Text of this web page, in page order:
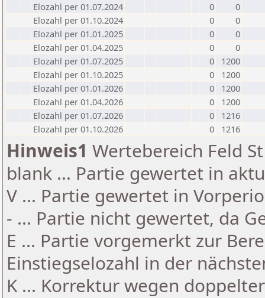
Elozahl per 01.07.2024
0
0
Elozahl per 01.10.2024
0
0
Elozahl per 01.01.2025
0
0
Elozahl per 01.04.2025
0
0
Elozahl per 01.07.2025
0
1200
Elozahl per 01.10.2025
0
1200
Elozahl per 01.01.2026
0
1200
Elozahl per 01.04.2026
0
1200
Elozahl per 01.07.2026
0
1216
Elozahl per 01.10.2026
0 1216
Hinweis1 Wertebereich Feld
blank ... Partie gewertet in
V ... Partie gewertet in
- ... Partie nicht gewertet, da
E ... Partie vorgemerkt zur
Einstiegselozahl in der
K ... Korrektur wegen